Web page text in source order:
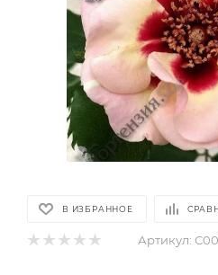
В ИЗБРАННОЕ
Артикул: